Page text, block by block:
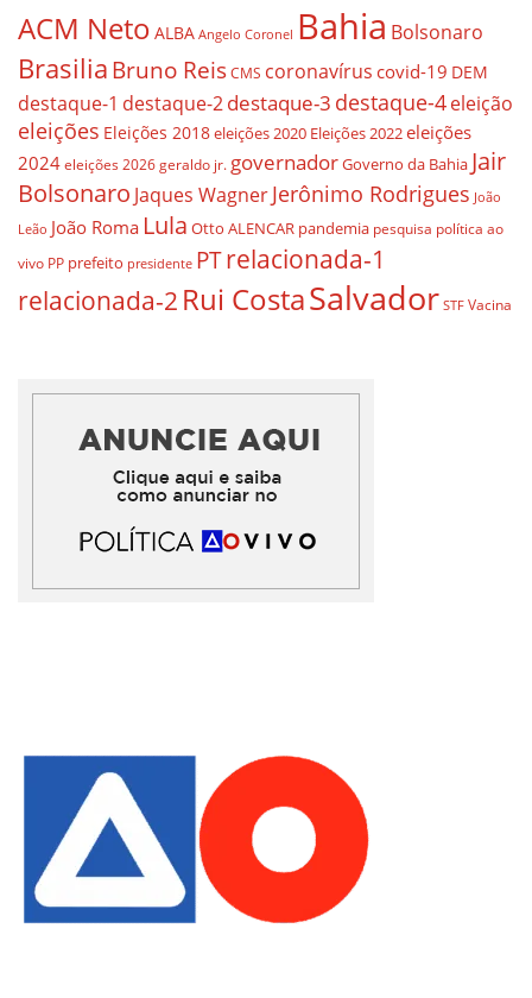
ACM Neto ALBA Angelo Coronel Bahia Bolsonaro
BrasiliaBruno ReisCMS coronavírus covid-19 DEM
destaque-1 destaque-2destaque-3 destaque-4eleição
eleições Eleições 2018eleições 2020 Eleições 2022eleições
2024 eleições 2026 geraldo jr. governadorGoverno da Bahia Jair
Bolsonaro Jaques WagnerJerônimo Rodrigues João
Leão João Roma Lula Otto ALENCAR pandemia pesquisa política ao
vivo PP prefeito presidente PTrelacionada-1
relacionada-2 Rui CostaSalvador STF Vacina